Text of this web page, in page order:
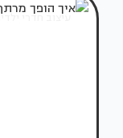
עיצוב חדרי ילדים